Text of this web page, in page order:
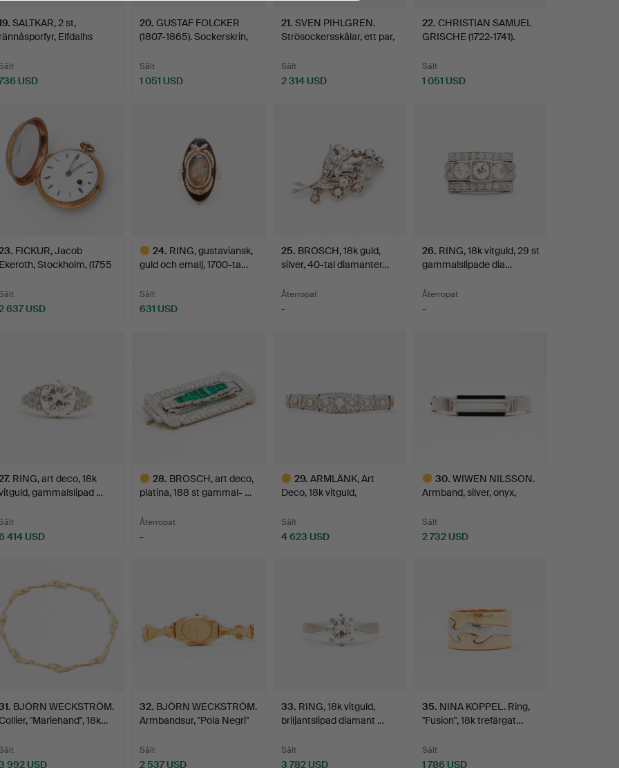
. SALTKAR, 2 st,
Elfdalhs
USD
20. GUSTAF FOLCKER
(1807-1865). Sockerskrin,
Sålt
1 051 USD
21. SVEN PIHLGREN.
Strösockersskålar, ett par,
Sålt
2 314 USD
22. CHRISTIAN SAMUEL
GRISCHE (1722-1741).
Sålt
1 051 USD
. FICKUR, Jacob
Stockholm, (1755
637 USD
24. RING, gustaviansk,
guld och emalj, 1700-ta…
Sålt
631 USD
25. BROSCH, 18k guld,
silver, 40-tal diamanter…
Återropat
-
26. RING, 18k vitguld, 29 st
gammalslipade dia…
Återropat
-
. RING, art deco, 18k
gammalslipad …
414 USD
28. BROSCH, art deco,
platina, 188 st gammal- …
Återropat
-
29. ARMLÄNK, Art
Deco, 18k vitguld,
Sålt
4 623 USD
30. WIWEN NILSSON.
Armband, silver, onyx,
Sålt
2 732 USD
. BJÖRN WECKSTRÖM.
"Mariehand", 18k…
992 USD
32. BJÖRN WECKSTRÖM.
Armbandsur, "Pola Negri"
Sålt
2 537 USD
33. RING, 18k vitguld,
briljantslipad diamant …
Sålt
3 782 USD
35. NINA KOPPEL. Ring,
"Fusion", 18k trefärgat…
Sålt
1 786 USD